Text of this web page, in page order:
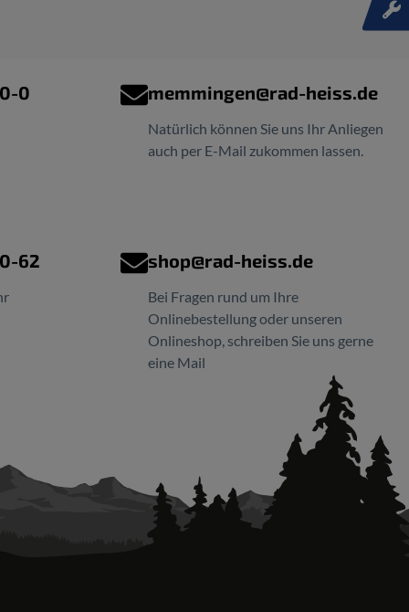
0 memmingen@rad-heiss.de
Natürlich können Sie uns Ihr Anliegen
auch per E-Mail zukommen lassen.
62 shop@rad-heiss.de
Bei Fragen rund um Ihre
Onlinebestellung oder unseren
Onlineshop, schreiben Sie uns gerne
eine Mail